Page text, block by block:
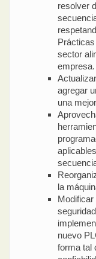
resolver
sector
empresa.
agregar
una
la
nuevo
forma tal